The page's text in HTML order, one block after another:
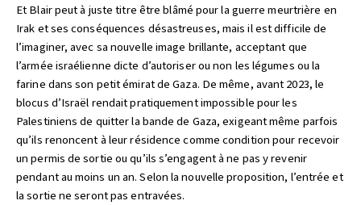
Et Blair peut à juste titre être blâmé pour la guerre meurtrière en
Irak et ses conséquences désastreuses, mais il est difficile de
l’imaginer, avec sa nouvelle image brillante, acceptant que
l’armée israélienne dicte d’autoriser ou non les légumes ou la
farine dans son petit émirat de Gaza. De même, avant 2023, le
blocus d’Israël rendait pratiquement impossible pour les
Palestiniens de quitter la bande de Gaza, exigeant même parfois
qu’ils renoncent à leur résidence comme condition pour recevoir
un permis de sortie ou qu’ils s’engagent à ne pas y revenir
pendant au moins un an. Selon la nouvelle proposition, l’entrée et
la sortie ne seront pas entravées.